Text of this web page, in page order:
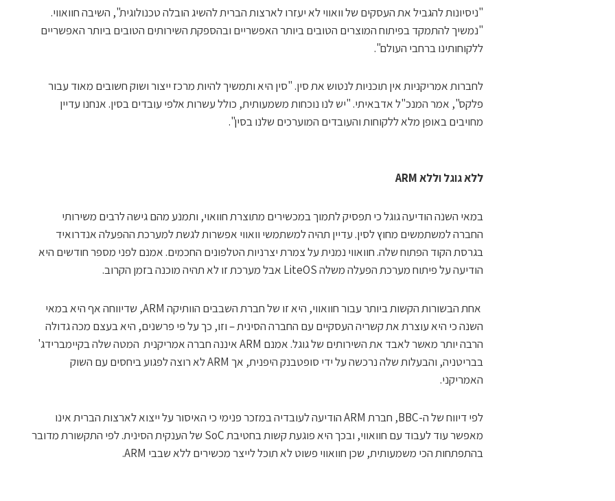
"ניסיונות להגביל את העסקים של וואווי לא יעזרו לארצות הברית להשיג הובלה טכנולוגית", השיבה חוואווי.
"נמשיך להתמקד בפיתוח המוצרים הטובים ביותר האפשריים ובהספקת השירותים הטובים ביותר האפשריים
ללקוחותינו ברחבי העולם".
לחברות אמריקניות אין תוכניות לנטוש את סין. "סין היא ותמשיך להיות מרכז ייצור ושוק חשובים מאוד עבור
פלקס", אמר המנכ"ל אדבאיתי. "יש לנו נוכחות משמעותית, כולל עשרות אלפי עובדים בסין. אנחנו עדיין
מחויבים באופן מלא ללקוחות והעובדים המוערכים שלנו בסין".
ללא גוגל וללא ARM
במאי השנה הודיעה גוגל כי תפסיק לתמוך במכשירים מתוצרת חוואוי, ותמנע מהם גישה לרבים משירותי
החברה למשתמשים מחוץ לסין. עדיין תהיה למשתמשי וואווי אפשרות לגשת למערכת ההפעלה אנדרואיד
בגרסת הקוד הפתוח שלה. חוואווי נמנית על צמרת יצרניות הטלפונים החכמים. אמנם לפני מספר חודשים היא
הודיעה על פיתוח מערכת הפעלה משלה LiteOS אבל מערכת זו לא תהיה מוכנה בזמן הקרוב.
אחת הבשורות הקשות ביותר עבור חוואווי, היא זו של חברת השבבים הוותיקה ARM, שדיווחה אף היא במאי
השנה כי היא עוצרת את קשריה העסקיים עם החברה הסינית – וזו, כך על פי פרשנים, היא בעצם מכה גדולה
הרבה יותר מאשר לאבד את השירותים של גוגל. אמנם ARM איננה חברה אמריקנית המטה שלה בקיימברידג'
בבריטניה, והבעלות שלה נרכשה על ידי סופטבנק היפנית, אך ARM לא רוצה לפגוע ביחסים עם השוק
האמריקני.
לפי דיווח של ה-BBC, חברת ARM הודיעה לעובדיה במזכר פנימי כי האיסור על ייצוא לארצות הברית אינו
מאפשר עוד לעבוד עם חוואווי, ובכך היא פוגעת קשות בחטיבת SoC של הענקית הסינית. לפי התקשורת מדובר
בהתפתחות הכי משמעותית, שכן חוואווי פשוט לא תוכל לייצר מכשירים ללא שבבי ARM.